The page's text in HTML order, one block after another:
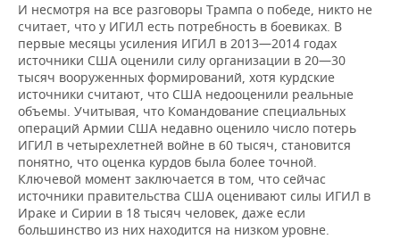
И несмотря на все разговоры Трампа о победе, никто не
считает, что у ИГИЛ есть потребность в боевиках. В
первые месяцы усиления ИГИЛ в 2013—2014 годах
источники США оценили силу организации в 20—30
тысяч вооруженных формирований, хотя курдские
источники считают, что США недооценили реальные
объемы. Учитывая, что Командование специальных
операций Армии США недавно оценило число потерь
ИГИЛ в четырехлетней войне в 60 тысяч, становится
понятно, что оценка курдов была более точной.
Ключевой момент заключается в том, что сейчас
источники правительства США оценивают силы ИГИЛ в
Ираке и Сирии в 18 тысяч человек, даже если
большинство из них находится на низком уровне.